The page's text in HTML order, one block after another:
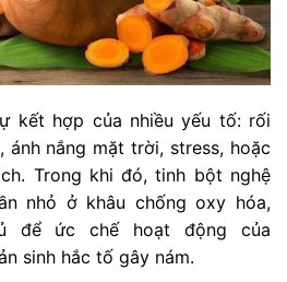
kết hợp của nhiều yếu tố: rối
nắng mặt trời, stress, hoặc
Trong khi đó, tinh bột nghệ
nhỏ ở khâu chống oxy hóa,
để ức chế hoạt động của
sinh hắc tố gây nám.